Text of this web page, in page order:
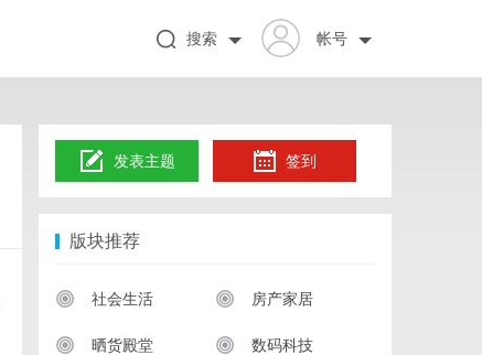
帐号
搜索
发表主题 签到
版块推荐
社会生活 房产家居
晒货殿堂 数码科技